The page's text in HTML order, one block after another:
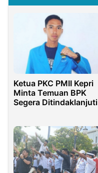
Ketua PKC PMII Kepri
Minta Temuan BPK
Segera Ditindaklanjuti